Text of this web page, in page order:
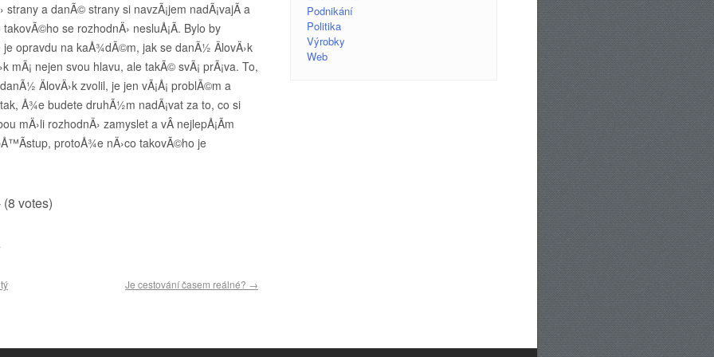
strany a danÃ© strany si navzÃ¡jem nadÃ¡vajÃ­ a
takovÃ©ho se rozhodnÄ› nesluÅ¡Ã­. Bylo by
opravdu na kaÅ¾dÃ©m, jak se danÃ½ ÄlovÄ›k
mÃ¡ nejen svou hlavu, ale takÃ© svÃ¡ prÃ¡va. To,
ÄlovÄ›k zvolil, je jen vÃ¡Å¡ problÃ©m a
Å¾e budete druhÃ½m nadÃ¡vat za to, co si
mÄ›li rozhodnÄ› zamyslet a vÂ nejlepÅ¡Ã­m
protoÅ¾e nÄ›co takovÃ©ho je
(8 votes)
Je cestování časem reálné? →
Podnikání
Politika
Výrobky
Web